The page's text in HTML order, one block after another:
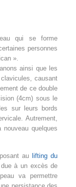
qui se forme
personnes
».
ainsi que les
causant
de ce double
(4cm) sous le
sur leurs bords
Autrement,
quelques
au lifting du
à un excès de
va permettre